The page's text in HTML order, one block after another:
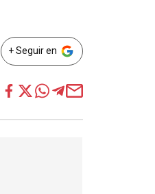
+ Seguir en